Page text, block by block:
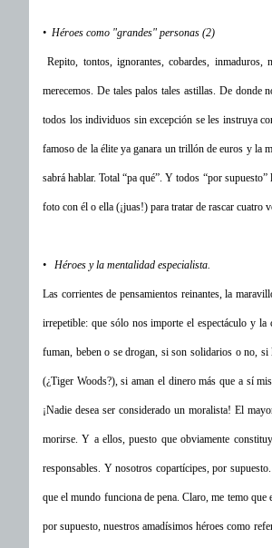
• Héroes como "grandes" personas (2)
Repito, tontos, ignorantes, cobardes,
merecemos. De tales palos tales astillas. De donde
todos los individuos sin excepción se les instruya
famoso de la élite ya ganara un trillón de euros y la
sabrá hablar. Total “pa qué”. Y todos “por
foto con él o ella (¡juas!) para tratar de rascar cuatro
• Héroes y la mentalidad especialista.
Las corrientes de pensamientos reinantes, la
irrepetible: que sólo nos importe el espectáculo y
fuman, beben o se drogan, si son solidarios o no, si
(¿Tiger Woods?), si aman el dinero más que a sí
¡Nadie desea ser considerado un moralista! El
morirse. Y a ellos, puesto que obviamente
responsables. Y nosotros copartícipes, por
que el mundo funciona de pena. Claro, me temo que
por supuesto, nuestros amadísimos héroes como